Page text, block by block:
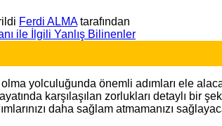
Ferdi ALMAtarafından
yolculuğunda önemli adımları ele
karşılaşılan zorlukları detaylı bir
daha sağlam atmamanızı